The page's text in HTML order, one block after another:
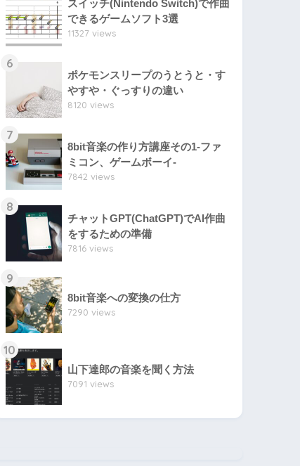
スイッチ(Nintendo Switch)で作曲
できるゲームソフト3選
11327 views
6
ポケモンスリープのうとうと・す
やすや・ぐっすりの違い
8120 views
7
8bit音楽の作り方講座その1-ファ
ミコン、ゲームボーイ-
7842 views
8
チャットGPT(ChatGPT)でAI作曲
をするための準備
7816 views
9
8bit音楽への変換の仕方
7290 views
10
山下達郎の音楽を聞く方法
7091 views